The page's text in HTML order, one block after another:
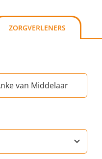
ZORGVERLENERS